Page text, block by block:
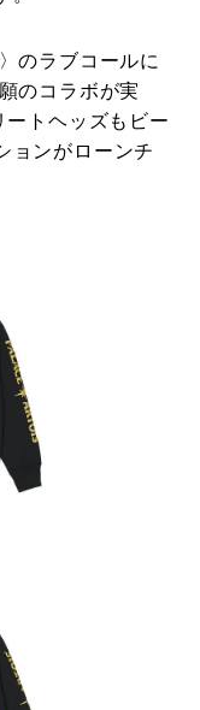
のラブコールに
のコラボが実
トヘッズもビー
ョンがローンチ